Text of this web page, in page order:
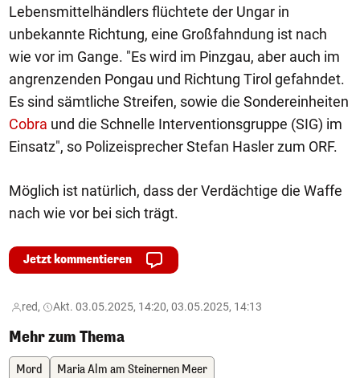
Lebensmittelhändlers flüchtete der Ungar in
unbekannte Richtung, eine Großfahndung ist nach
wie vor im Gange. "Es wird im Pinzgau, aber auch im
angrenzenden Pongau und Richtung Tirol gefahndet.
Es sind sämtliche Streifen, sowie die Sondereinheiten
Cobra und die Schnelle Interventionsgruppe (SIG) im
Einsatz", so Polizeisprecher Stefan Hasler zum ORF.
Möglich ist natürlich, dass der Verdächtige die Waffe
nach wie vor bei sich trägt.
Jetzt kommentieren
red, Akt. 03.05.2025, 14:20, 03.05.2025, 14:13
Mehr zum Thema
Mord Maria Alm am Steinernen Meer